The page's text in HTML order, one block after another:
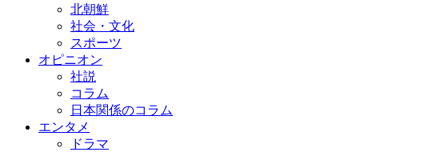
北朝鮮
社会・文化
スポーツ
オピニオン
社説
コラム
日本関係のコラム
エンタメ
ドラマ